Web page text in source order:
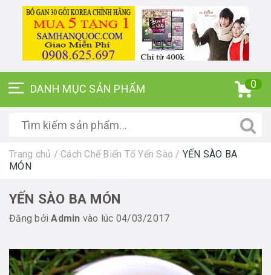
0
Trang chủ / Cách Chế Biến Tổ Yến Sào / YẾN SÀO BA
MÓN
YẾN SÀO BA MÓN
Đăng bởiAdmin vào lúc 04/03/2017